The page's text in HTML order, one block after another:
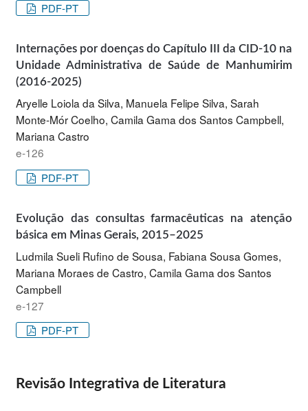
PDF-PT
Internações por doenças do Capítulo III da CID-10 na
Unidade Administrativa de Saúde de Manhumirim
(2016-2025)
Aryelle Loiola da Silva, Manuela Felipe Silva, Sarah
Monte-Mór Coelho, Camila Gama dos Santos Campbell,
Mariana Castro
e-126
PDF-PT
Evolução das consultas farmacêuticas na atenção
básica em Minas Gerais, 2015–2025
Ludmila Sueli Rufino de Sousa, Fabiana Sousa Gomes,
Mariana Moraes de Castro, Camila Gama dos Santos
Campbell
e-127
PDF-PT
Revisão Integrativa de Literatura